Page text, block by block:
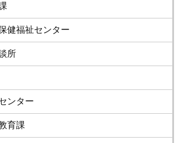
健福祉センター
所
ンター
育課